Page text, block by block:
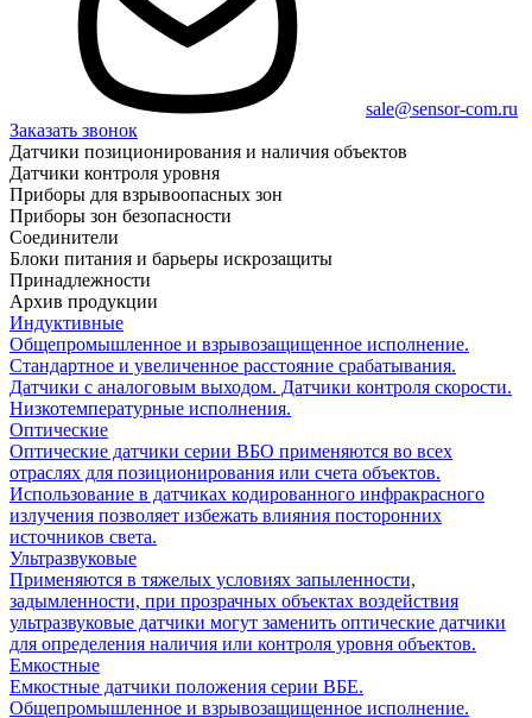
sale@sensor-com.ru
Заказать звонок
Датчики позиционирования и наличия объектов
Датчики контроля уровня
Приборы для взрывоопасных зон
Приборы зон безопасности
Соединители
Блоки питания и барьеры искрозащиты
Принадлежности
Архив продукции
Индуктивные
Общепромышленное и взрывозащищенное исполнение.
Стандартное и увеличенное расстояние срабатывания.
Датчики с аналоговым выходом. Датчики контроля скорости.
Низкотемпературные исполнения.
Оптические
Оптические датчики серии ВБО применяются во всех
отраслях для позиционирования или счета объектов.
Использование в датчиках кодированного инфракрасного
излучения позволяет избежать влияния посторонних
источников света.
Ультразвуковые
Применяются в тяжелых условиях запыленности,
задымленности, при прозрачных объектах воздействия
ультразвуковые датчики могут заменить оптические датчики
для определения наличия или контроля уровня объектов.
Емкостные
Емкостные датчики положения серии ВБЕ.
Общепромышленное и взрывозащищенное исполнение.